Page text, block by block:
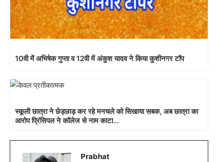
10वी में अभिषेक गुप्ता व 12वी में अंकुश यादव ने किया कुशीनगर टॉप
स्कूली छात्रा ने छेड़छाड़ कर रहे मनचले को सिखाया सबक, अब छात्रा का
आरोप प्रिंसिपल ने कॉलेज से नाम काटा…
Prabhat